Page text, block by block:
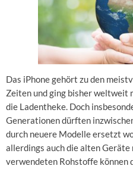
Das iPhone gehört zu den
Zeiten und ging bisher weltweit
die Ladentheke. Doch
Generationen dürften
durch neuere Modelle ersetzt
allerdings auch die alten
verwendeten Rohstoffe können